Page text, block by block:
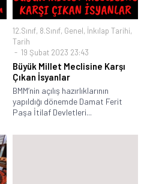
12.Sınıf, 8.Sınıf, Genel, İnkılap Tarihi,
Tarih
19 Şubat 2023 23:43
Büyük Millet Meclisine Karşı
Çıkan İsyanlar
BMM’nin açılış hazırlıklarının
yapıldığı dönemde Damat Ferit
Paşa İtilaf Devletleri...